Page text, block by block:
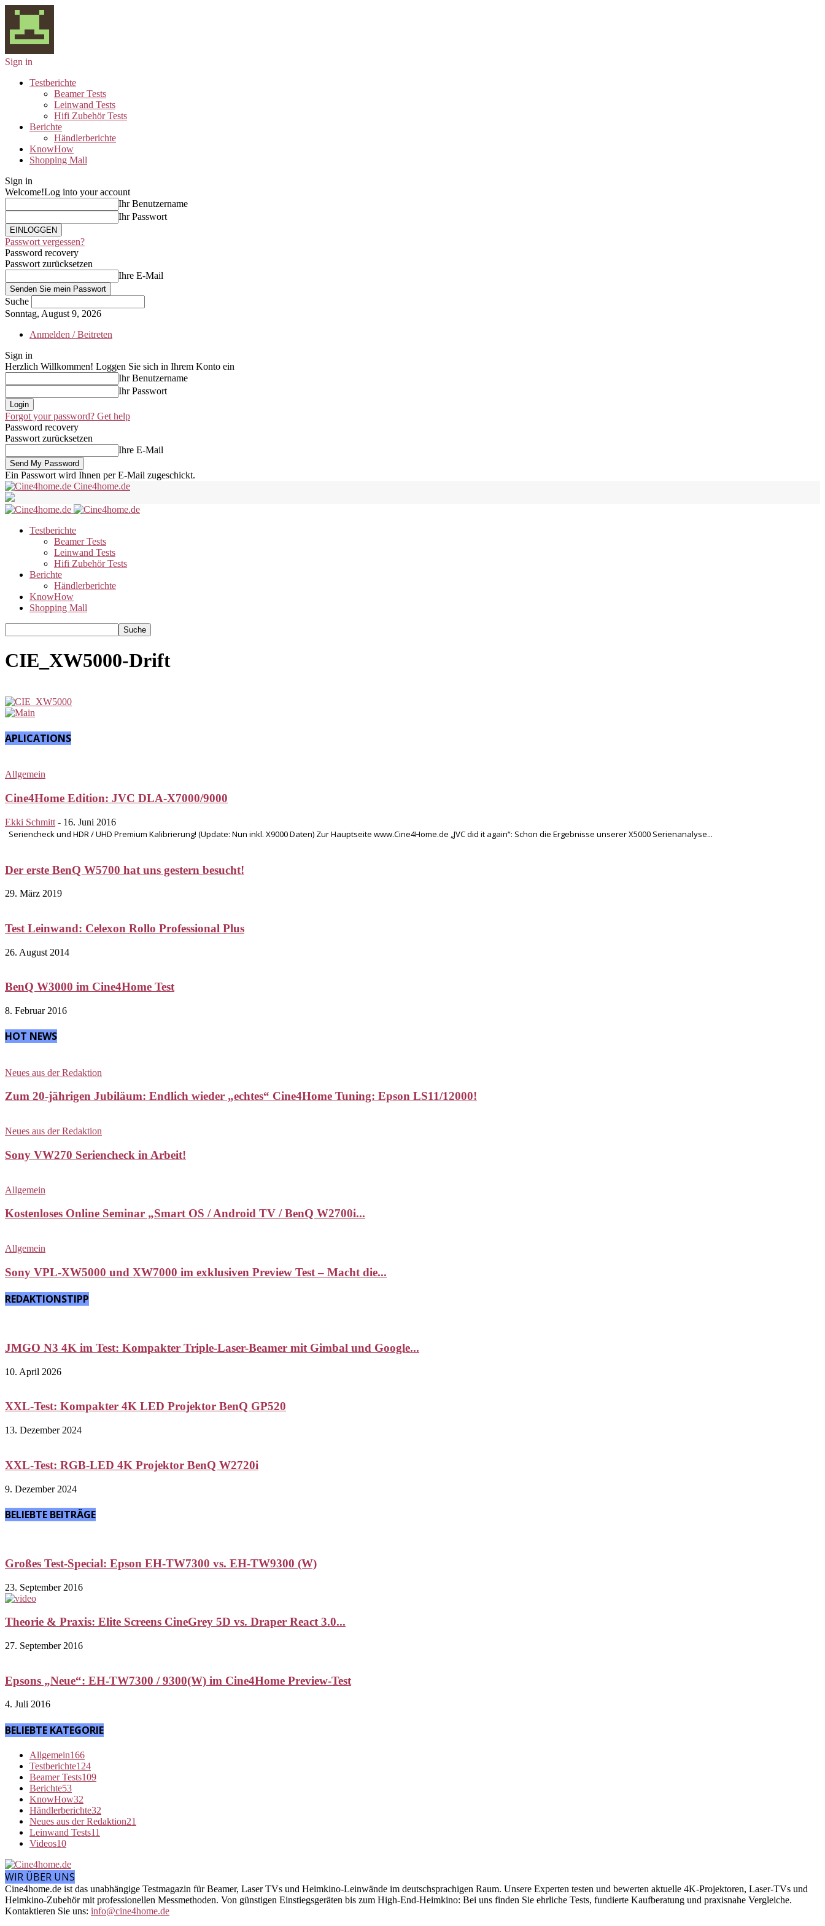
Sign in
Testberichte
Beamer Tests
Leinwand Tests
Hifi Zubehör Tests
Berichte
Händlerberichte
KnowHow
Shopping Mall
Sign in
Welcome!Log into your account
Ihr Benutzername
Ihr Passwort
Passwort vergessen?
Password recovery
Passwort zurücksetzen
Ihre E-Mail
Suche
Sonntag, August 9, 2026
Anmelden / Beitreten
Sign in
Herzlich Willkommen! Loggen Sie sich in Ihrem Konto ein
Ihr Benutzername
Ihr Passwort
Forgot your password? Get help
Password recovery
Passwort zurücksetzen
Ihre E-Mail
Ein Passwort wird Ihnen per E-Mail zugeschickt.
Cine4home.de
Testberichte
Beamer Tests
Leinwand Tests
Hifi Zubehör Tests
Berichte
Händlerberichte
KnowHow
Shopping Mall
CIE_XW5000-Drift
APLICATIONS
Allgemein
Cine4Home Edition: JVC DLA-X7000/9000
Ekki Schmitt - 16. Juni 2016
Seriencheck und HDR / UHD Premium Kalibrierung! (Update: Nun inkl. X9000 Daten) Zur Hauptseite www.Cine4Home.de „JVC did it again“: Schon die Ergebnisse unserer X5000 Serienanalyse...
Der erste BenQ W5700 hat uns gestern besucht!
29. März 2019
Test Leinwand: Celexon Rollo Professional Plus
26. August 2014
BenQ W3000 im Cine4Home Test
8. Februar 2016
HOT NEWS
Neues aus der Redaktion
Zum 20-jährigen Jubiläum: Endlich wieder „echtes“ Cine4Home Tuning: Epson LS11/12000!
Neues aus der Redaktion
Sony VW270 Seriencheck in Arbeit!
Allgemein
Kostenloses Online Seminar „Smart OS / Android TV / BenQ W2700i...
Allgemein
Sony VPL-XW5000 und XW7000 im exklusiven Preview Test – Macht die...
REDAKTIONSTIPP
JMGO N3 4K im Test: Kompakter Triple-Laser-Beamer mit Gimbal und Google...
10. April 2026
XXL-Test: Kompakter 4K LED Projektor BenQ GP520
13. Dezember 2024
XXL-Test: RGB-LED 4K Projektor BenQ W2720i
9. Dezember 2024
BELIEBTE BEITRÄGE
Großes Test-Special: Epson EH-TW7300 vs. EH-TW9300 (W)
23. September 2016
Theorie & Praxis: Elite Screens CineGrey 5D vs. Draper React 3.0...
27. September 2016
Epsons „Neue“: EH-TW7300 / 9300(W) im Cine4Home Preview-Test
4. Juli 2016
BELIEBTE KATEGORIE
Allgemein166
Testberichte124
Beamer Tests109
Berichte53
KnowHow32
Händlerberichte32
Neues aus der Redaktion21
Leinwand Tests11
Videos10
WIR ÜBER UNS
Cine4home.de ist das unabhängige Testmagazin für Beamer, Laser TVs und Heimkino-Leinwände im deutschsprachigen Raum. Unsere Experten testen und bewerten aktuelle 4K-Projektoren, Laser-TVs und
Heimkino-Zubehör mit professionellen Messmethoden. Von günstigen Einstiegsgeräten bis zum High-End-Heimkino: Bei uns finden Sie ehrliche Tests, fundierte Kaufberatung und praxisnahe Vergleiche.
Kontaktieren Sie uns: info@cine4home.de